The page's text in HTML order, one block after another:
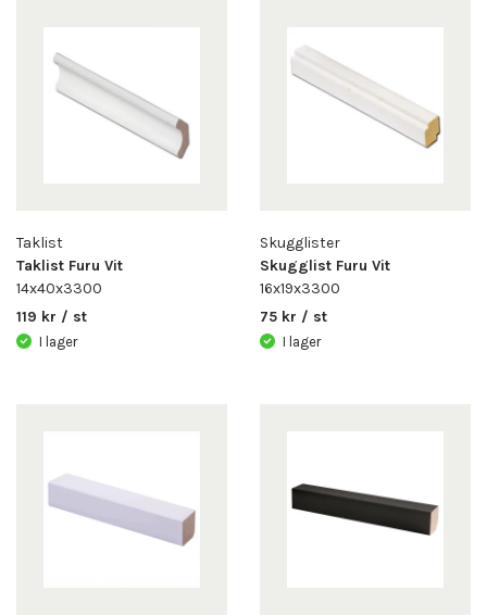
Taklist
Taklist Furu Vit
14x40x3300
119 kr / st
I lager
Skugglister
Skugglist Furu Vit
16x19x3300
75 kr / st
I lager